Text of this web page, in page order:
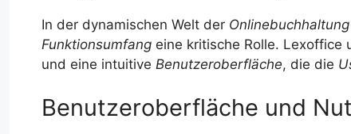
In der dynamischen Welt der Onlinebuchhaltung
Funktionsumfang eine kritische Rolle. Lexoffice
und eine intuitive Benutzeroberfläche, die die
Benutzeroberfläche und